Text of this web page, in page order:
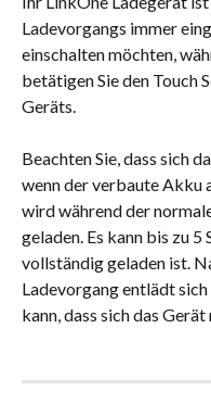
Ladevorgangs immer
einschalten möchten,
betätigen Sie den Touch
Geräts.
Beachten Sie, dass sich
wenn der verbaute Akku
wird während der
geladen. Es kann bis zu
vollständig geladen ist.
Ladevorgang entlädt
kann, dass sich das